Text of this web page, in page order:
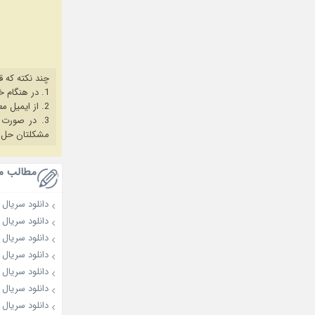
چند نکته که
1. در هنگام خرید حتما از آخرین نسخه مروگر فایرفاکس یا کروم استفاده کنید.
2. از ایمیل معتبر برای ثبت نام استفاده کنید.
3. در صورت بروز هرگونه مشکل در خرید، ابتدا
مشکلتان
مطالب
دانلود سریال The Resurrected 2025
دانلود سریال I Am Married… But! 2025
دانلود سریال Breeze by the Sea 2025
دانلود سریال Master of the House 2024
دانلود سریال Imperfect Us 2024
دانلود سریال Love on a Shoestring 2024
دانلود سریال Rainless Love in a Godless Land 2021